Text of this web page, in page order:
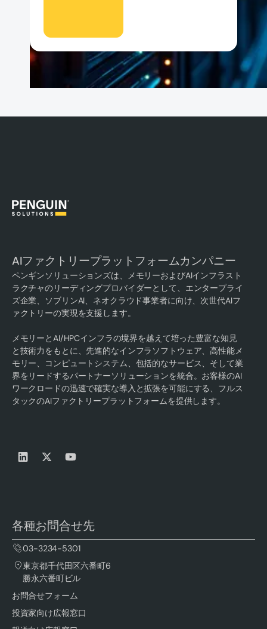
AIファクトリープラットフォームカンパニー
ペンギンソリューションズは、メモリーおよびAIインフラスト
ラクチャのリーディングプロバイダーとして、エンタープライ
ズ企業、ソブリンAI、ネオクラウド事業者に向け、次世代AIフ
ァクトリーの実現を支援します。
メモリーとAI/HPCインフラの境界を越えて培った豊富な知見
と技術力をもとに、先進的なインフラソフトウェア、高性能メ
モリー、コンピュートシステム、包括的なサービス、そして業
界をリードするパートナーソリューションを統合。お客様のAI
ワークロードの迅速で確実な導入と拡張を可能にする、フルス
タックのAIファクトリープラットフォームを提供します。
各種お問合せ先
03-3234-5301
東京都千代田区六番町6
勝永六番町ビル
お問合せフォーム
投資家向け広報窓口